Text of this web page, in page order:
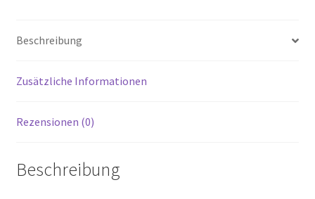
Beschreibung
Zusätzliche Informationen
Rezensionen (0)
Beschreibung